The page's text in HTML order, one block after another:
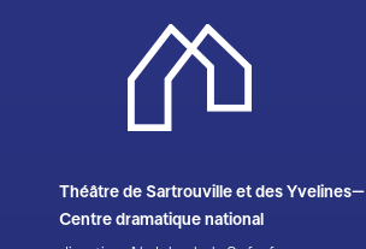
Théâtre de Sartrouville et des Yvelines–
Centre dramatique national